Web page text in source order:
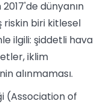
dünyanın
riskin biri kitlesel
ilgili: şiddetli hava
iklim
alınmaması.
(Association of